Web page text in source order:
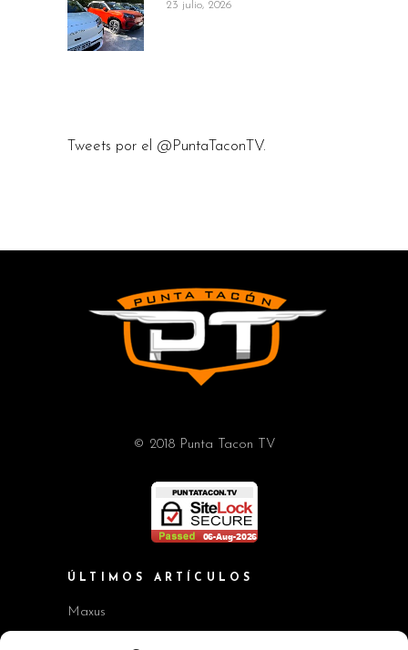
23 julio, 2026
Tweets por el @PuntaTaconTV.
© 2018 Punta Tacon TV
ÚLTIMOS ARTÍCULOS
Maxus